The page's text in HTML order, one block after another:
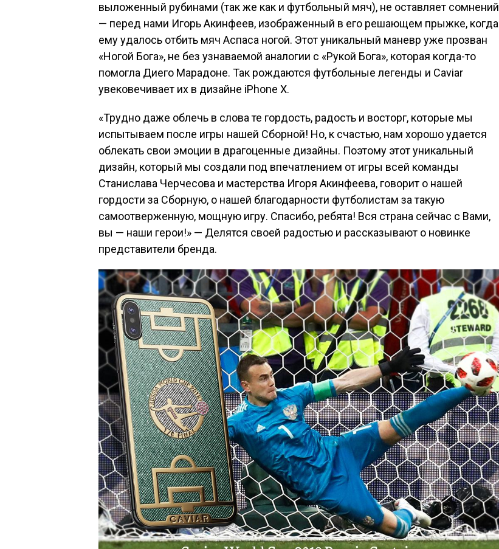
выложенный рубинами (так же как и футбольный мяч), не оставляет сомнений
— перед нами Игорь Акинфеев, изображенный в его решающем прыжке, когда
ему удалось отбить мяч Аспаса ногой. Этот уникальный маневр уже прозван
«Ногой Бога», не без узнаваемой аналогии с «Рукой Бога», которая когда-то
помогла Диего Марадоне. Так рождаются футбольные легенды и Caviar
увековечивает их в дизайне iPhone X.
«Трудно даже облечь в слова те гордость, радость и восторг, которые мы
испытываем после игры нашей Сборной! Но, к счастью, нам хорошо удается
облекать свои эмоции в драгоценные дизайны. Поэтому этот уникальный
дизайн, который мы создали под впечатлением от игры всей команды
Станислава Черчесова и мастерства Игоря Акинфеева, говорит о нашей
гордости за Сборную, о нашей благодарности футболистам за такую
самоотверженную, мощную игру. Спасибо, ребята! Вся страна сейчас с Вами,
вы — наши герои!» — Делятся своей радостью и рассказывают о новинке
представители бренда.